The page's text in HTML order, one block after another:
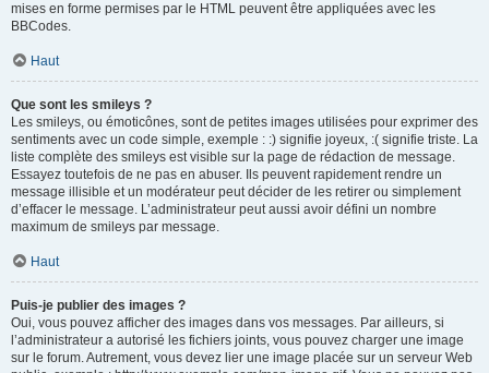
mises en forme permises par le HTML peuvent être appliquées avec les
BBCodes.
Haut
Que sont les smileys ?
Les smileys, ou émoticônes, sont de petites images utilisées pour exprimer des
sentiments avec un code simple, exemple : :) signifie joyeux, :( signifie triste. La
liste complète des smileys est visible sur la page de rédaction de message.
Essayez toutefois de ne pas en abuser. Ils peuvent rapidement rendre un
message illisible et un modérateur peut décider de les retirer ou simplement
d’effacer le message. L’administrateur peut aussi avoir défini un nombre
maximum de smileys par message.
Haut
Puis-je publier des images ?
Oui, vous pouvez afficher des images dans vos messages. Par ailleurs, si
l’administrateur a autorisé les fichiers joints, vous pouvez charger une image
sur le forum. Autrement, vous devez lier une image placée sur un serveur Web